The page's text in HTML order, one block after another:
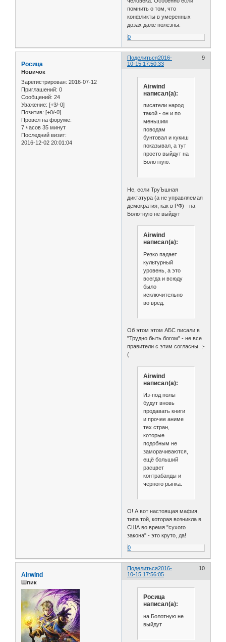
помнить о том, что
конфликты в умеренных
дозах даже полезны.
0
Поделиться 9
2016-
10-15 17:50:33
Росица
Новичок
Зарегистрирован: 2016-07-12
Приглашений: 0
Сообщений: 24
Уважение: [+3/-0]
Позитив: [+0/-0]
Провел на форуме:
7 часов 35 минут
Последний визит:
2016-12-02 20:01:04
Airwind
написал(а):
писатели народ
такой - он и по
меньшим
поводам
бунтовал и кукиш
показывал, а тут
просто выйдут на
Болотную.
Не, если ТруЪшная
диктатура (а не управляемая
демократия, как в РФ) - на
Болотную не выйдут
Airwind
написал(а):
Резко падает
культурный
уровень, а это
всегда и всюду
было
исключительно
во вред.
Об этом этом АБС писали в
"Трудно быть богом" - не все
правители с этим согласны. ;-
(
Airwind
написал(а):
Из-под полы
будут вновь
продавать книги
и прочее аниме
тех стран,
которые
подобным не
заморачиваются,
ещё больший
расцвет
контрабанды и
чёрного рынка.
О! А вот настоящая мафия,
типа той, которая возникла в
США во время "сухого
закона" - это круто, да!
0
Поделиться 10
2016-
10-15 17:56:05
Airwind
Шпик
Росица
написал(а):
на Болотную не
выйдут